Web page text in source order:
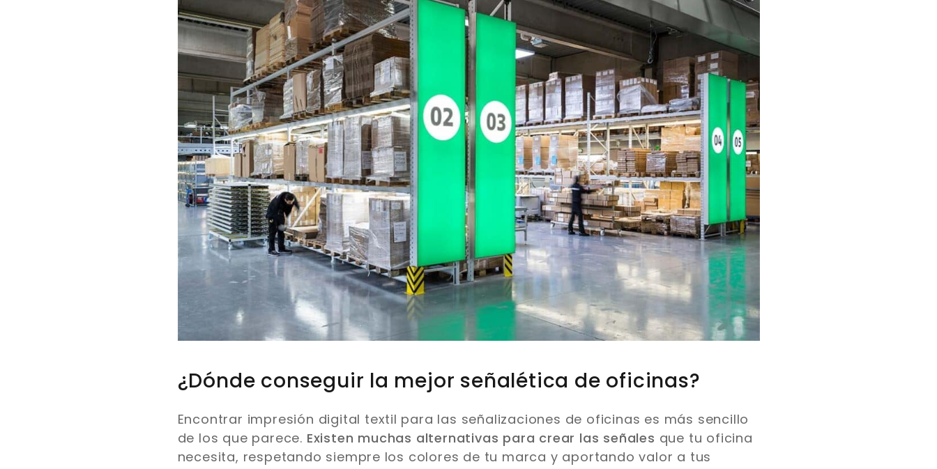
¿Dónde conseguir la mejor señalética de oficinas?
Encontrar impresión digital textil para las señalizaciones de oficinas es más sencillo
de los que parece. Existen muchas alternativas para crear las señales que tu oficina
necesita, respetando siempre los colores de tu marca y aportando valor a tus